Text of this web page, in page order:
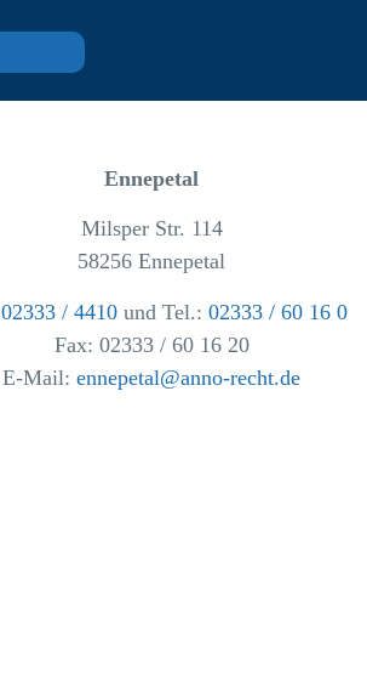
Ennepetal
Milsper Str. 114
58256 Ennepetal
02333 / 4410 und Tel.: 02333 / 60 16 0
Fax: 02333 / 60 16 20
E-Mail: ennepetal@anno-recht.de